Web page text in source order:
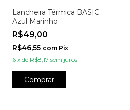
Lancheira Térmica BASIC
Azul Marinho
R$49,00
R$46,55 com Pix
6 x de R$8,17 sem juros
Comprar